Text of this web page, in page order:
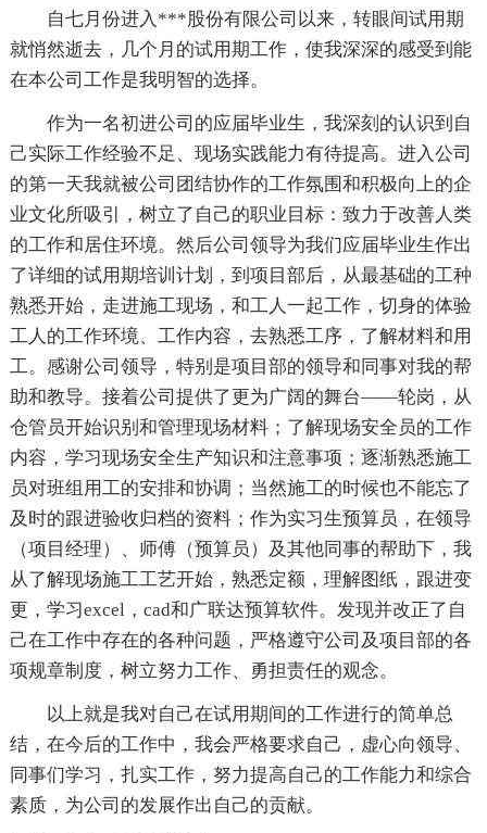
自七月份进入***股份有限公司以来，转眼间试用期
就悄然逝去，几个月的试用期工作，使我深深的感受到能
在本公司工作是我明智的选择。
作为一名初进公司的应届毕业生，我深刻的认识到自
己实际工作经验不足、现场实践能力有待提高。进入公司
的第一天我就被公司团结协作的工作氛围和积极向上的企
业文化所吸引，树立了自己的职业目标：致力于改善人类
的工作和居住环境。然后公司领导为我们应届毕业生作出
了详细的试用期培训计划，到项目部后，从最基础的工种
熟悉开始，走进施工现场，和工人一起工作，切身的体验
工人的工作环境、工作内容，去熟悉工序，了解材料和用
工。感谢公司领导，特别是项目部的领导和同事对我的帮
助和教导。接着公司提供了更为广阔的舞台——轮岗，从
仓管员开始识别和管理现场材料；了解现场安全员的工作
内容，学习现场安全生产知识和注意事项；逐渐熟悉施工
员对班组用工的安排和协调；当然施工的时候也不能忘了
及时的跟进验收归档的资料；作为实习生预算员，在领导
（项目经理）、师傅（预算员）及其他同事的帮助下，我
从了解现场施工工艺开始，熟悉定额，理解图纸，跟进变
更，学习excel，cad和广联达预算软件。发现并改正了自
己在工作中存在的各种问题，严格遵守公司及项目部的各
项规章制度，树立努力工作、勇担责任的观念。
以上就是我对自己在试用期间的工作进行的简单总
结，在今后的工作中，我会严格要求自己，虚心向领导、
同事们学习，扎实工作，努力提高自己的工作能力和综合
素质，为公司的发展作出自己的贡献。